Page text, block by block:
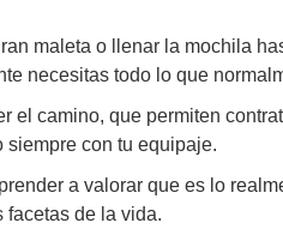
maleta o llenar la mochila
necesitas todo lo que
el camino, que permiten
siempre con tu equipaje.
a valorar que es lo
facetas de la vida.